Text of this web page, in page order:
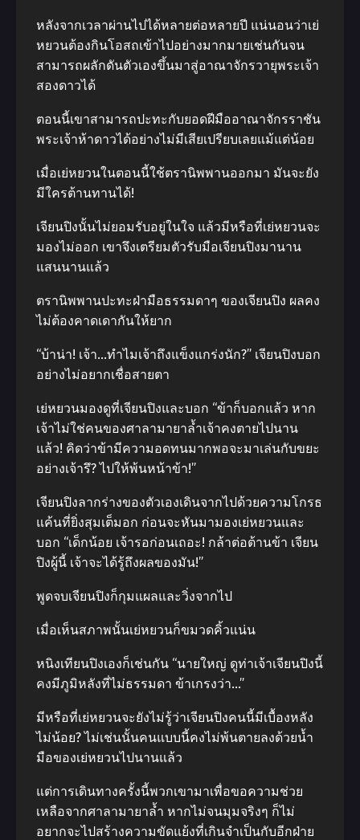
หลังจากเวลาผ่านไปได้หลายต่อหลายปี แน่นอนว่าเย่
หยวนต้องกินโอสถเข้าไปอย่างมากมายเช่นกันจน
สามารถผลักดันตัวเองขึ้นมาสู่อาณาจักรวายุพระเจ้า
สองดาวได้
ตอนนี้เขาสามารถปะทะกับยอดฝีมืออาณาจักรราชัน
พระเจ้าห้าดาวได้อย่างไม่มีเสียเปรียบเลยแม้แต่น้อย
เมื่อเย่หยวนในตอนนี้ใช้ตรานิพพานออกมา มันจะยัง
มีใครต้านทานได้!
เจียนปิงนั้นไม่ยอมรับอยู่ในใจ แล้วมีหรือที่เย่หยวนจะ
มองไม่ออก เขาจึงเตรียมตัวรับมือเจียนปิงมานาน
แสนนานแล้ว
ตรานิพพานปะทะฝ่ามือธรรมดาๆ ของเจียนปิง ผลคง
ไม่ต้องคาดเดากันให้ยาก
“บ้าน่า! เจ้า…ทำไมเจ้าถึงแข็งแกร่งนัก?” เจียนปิงบอก
อย่างไม่อยากเชื่อสายตา
เย่หยวนมองดูที่เจียนปิงและบอก “ข้าก็บอกแล้ว หาก
เจ้าไม่ใช่คนของศาลามายาล้ำเจ้าคงตายไปนาน
แล้ว! คิดว่าข้ามีความอดทนมากพอจะมาเล่นกับขยะ
อย่างเจ้ารึ? ไปให้พ้นหน้าข้า!”
เจียนปิงลากร่างของตัวเองเดินจากไปด้วยความโกรธ
แค้นที่ยิ่งสุมเต็มอก ก่อนจะหันมามองเย่หยวนและ
บอก “เด็กน้อย เจ้ารอก่อนเถอะ! กล้าต่อต้านข้า เจียน
ปิงผู้นี้ เจ้าจะได้รู้ถึงผลของมัน!”
พูดจบเจียนปิงก็กุมแผลและวิ่งจากไป
เมื่อเห็นสภาพนั้นเย่หยวนก็ขมวดคิ้วแน่น
หนิงเทียนปิงเองก็เช่นกัน “นายใหญ่ ดูท่าเจ้าเจียนปิงนี้
คงมีภูมิหลังที่ไม่ธรรมดา ข้าเกรงว่า…”
มีหรือที่เย่หยวนจะยังไม่รู้ว่าเจียนปิงคนนี้มีเบื้องหลัง
ไม่น้อย? ไม่เช่นนั้นคนแบบนี้คงไม่พ้นตายลงด้วยน้ำ
มือของเย่หยวนไปนานแล้ว
แต่การเดินทางครั้งนี้พวกเขามาเพื่อขอความช่วย
เหลือจากศาลามายาล้ำ หากไม่จนมุมจริงๆ ก็ไม่
อยากจะไปสร้างความขัดแย้งที่เกินจำเป็นกับอีกฝ่าย